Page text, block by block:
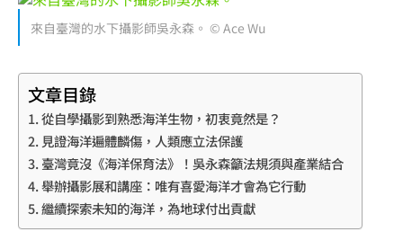
來自臺灣的水下攝影師吳永森。 © Ace Wu
文章目錄
從自學攝影到熟悉海洋生物，初衷竟然是？
見證海洋遍體麟傷，人類應立法保護
臺灣竟沒《海洋保育法》！吳永森籲法規須與產業結合
舉辦攝影展和講座：唯有喜愛海洋才會為它行動
繼續探索未知的海洋，為地球付出貢獻